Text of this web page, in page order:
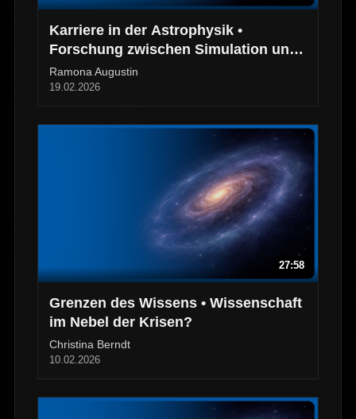
Karriere in der Astrophysik •
Forschung zwischen Simulation und
Beobachtung
Ramona Augustin
19.02.2026
27:58
Grenzen des Wissens • Wissenschaft
im Nebel der Krisen?
Christina Berndt
10.02.2026